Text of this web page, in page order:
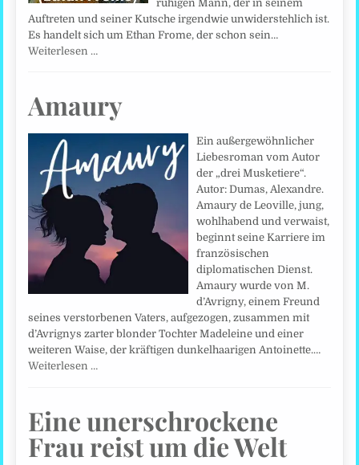
ruhigen Mann, der in seinem
Auftreten und seiner Kutsche irgendwie unwiderstehlich ist.
Es handelt sich um Ethan Frome, der schon sein…
Weiterlesen …
Amaury
Ein außergewöhnlicher
Liebesroman vom Autor
der „drei Musketiere“.
Autor: Dumas, Alexandre.
Amaury de Leoville, jung,
wohlhabend und verwaist,
beginnt seine Karriere im
französischen
diplomatischen Dienst.
Amaury wurde von M.
d’Avrigny, einem Freund
seines verstorbenen Vaters, aufgezogen, zusammen mit
d’Avrignys zarter blonder Tochter Madeleine und einer
weiteren Waise, der kräftigen dunkelhaarigen Antoinette.…
Weiterlesen …
Eine unerschrockene
Frau reist um die Welt